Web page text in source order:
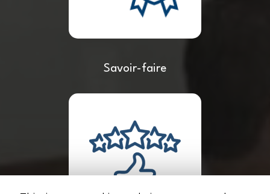
Savoir-faire